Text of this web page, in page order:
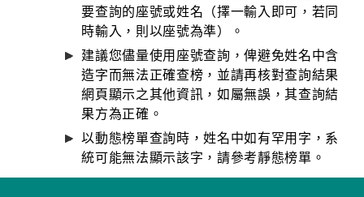
要查詢的座號或姓名（擇一輸入即可，若同
時輸入，則以座號為準）。
建議您儘量使用座號查詢，俾避免姓名中含
造字而無法正確查榜，並請再核對查詢結果
網頁顯示之其他資訊，如屬無誤，其查詢結
果方為正確。
以動態榜單查詢時，姓名中如有罕用字，系
統可能無法顯示該字，請參考靜態榜單。